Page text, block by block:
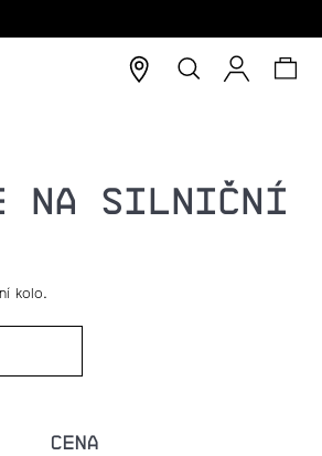
Hledat
NA SILNIČNÍ
kolo.
CENA